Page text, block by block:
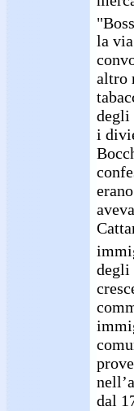
la
altro
degli
i
degli
dal